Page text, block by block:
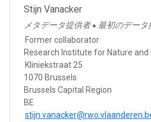
Stijn Vanacker
メタデータ提供者 ● 最初のデータ
Former collaborator
Research Institute for Nature and
Kliniekstraat 25
1070 Brussels
Brussels Capital Region
BE